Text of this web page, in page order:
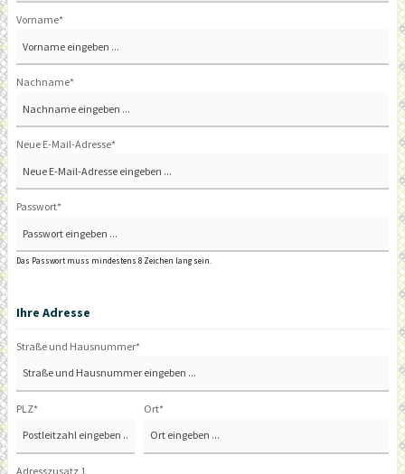
Vorname*
Nachname*
Neue E-Mail-Adresse*
Passwort*
Das Passwort muss mindestens 8 Zeichen lang sein.
Ihre Adresse
Straße und Hausnummer*
PLZ* Ort*
Adresszusatz 1